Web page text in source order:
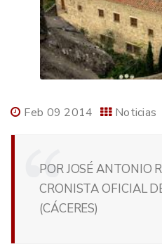
Feb 09 2014 Noticias
POR JOSÉ ANTONIO
CRONISTA OFICIAL
(CÁCERES)